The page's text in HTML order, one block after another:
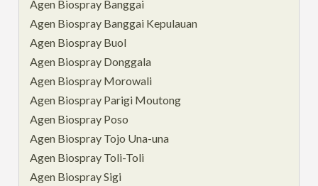
Agen Biospray Banggai
Agen Biospray Banggai Kepulauan
Agen Biospray Buol
Agen Biospray Donggala
Agen Biospray Morowali
Agen Biospray Parigi Moutong
Agen Biospray Poso
Agen Biospray Tojo Una-una
Agen Biospray Toli-Toli
Agen Biospray Sigi